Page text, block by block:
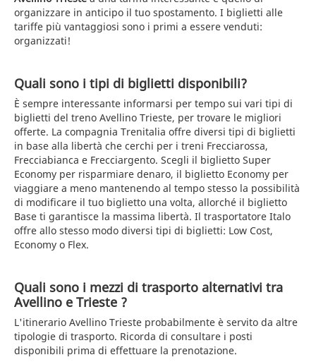
organizzare in anticipo il tuo spostamento. I biglietti alle
tariffe più vantaggiosi sono i primi a essere venduti:
organizzati!
Quali sono i tipi di biglietti disponibili?
È sempre interessante informarsi per tempo sui vari tipi di
biglietti del treno Avellino Trieste, per trovare le migliori
offerte. La compagnia Trenitalia offre diversi tipi di biglietti
in base alla libertà che cerchi per i treni Frecciarossa,
Frecciabianca e Frecciargento. Scegli il biglietto Super
Economy per risparmiare denaro, il biglietto Economy per
viaggiare a meno mantenendo al tempo stesso la possibilità
di modificare il tuo biglietto una volta, allorché il biglietto
Base ti garantisce la massima libertà. Il trasportatore Italo
offre allo stesso modo diversi tipi di biglietti: Low Cost,
Economy o Flex.
Quali sono i mezzi di trasporto alternativi tra
Avellino e Trieste ?
L'itinerario Avellino Trieste probabilmente è servito da altre
tipologie di trasporto. Ricorda di consultare i posti
disponibili prima di effettuare la prenotazione.